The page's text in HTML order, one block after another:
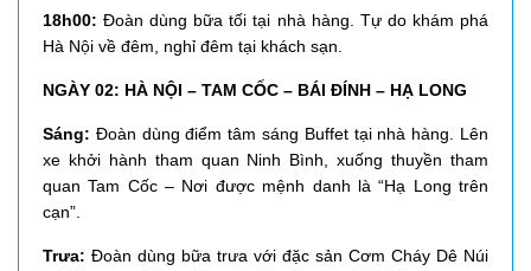
18h00:Đoàn dùng bữa tối tại nhà hàng. Tự do khám phá
Hà Nội về đêm, nghỉ đêm tại khách sạn.
NGÀY 02: HÀ NỘI – TAM CỐC – BÁI ĐÍNH – HẠ LONG
Sáng: Đoàn dùng điểm tâm sáng Buffet tại nhà hàng. Lên
xe khởi hành tham quan Ninh Bình, xuống thuyền tham
quan Tam Cốc – Nơi được mệnh danh là “Hạ Long trên
cạn”.
Trưa: Đoàn dùng bữa trưa với đặc sản Cơm Cháy Dê Núi